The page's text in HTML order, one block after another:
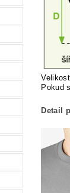
Pokud
Detail